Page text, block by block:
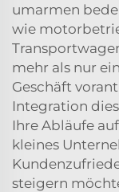
umarmen
wie
mehr als nur
Geschäft
Integration
Ihre Abläufe
kleines
steigern